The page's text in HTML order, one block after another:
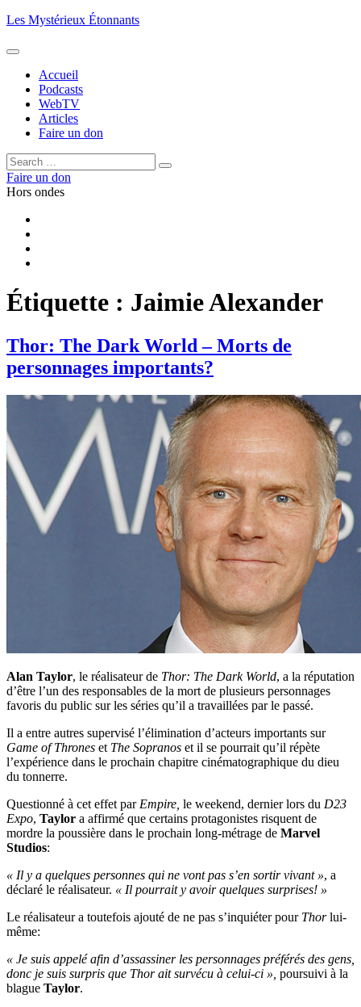
Aller
contenu
Les Mystérieux Étonnants
Accueil
Podcasts
WebTV
Articles
Faire un don
Rechercher :
Rechercher
Faire un don
Hors ondes
Étiquette : Jaimie Alexander
Thor: The Dark World – Morts de
personnages importants?
Alan Taylor, le réalisateur de Thor: The Dark World, a la réputation
d’être l’un des responsables de la mort de plusieurs personnages
favoris du public sur les séries qu’il a travaillées par le passé.
Il a entre autres supervisé l’élimination d’acteurs importants sur
Game of Thrones et The Sopranos et il se pourrait qu’il répète
l’expérience dans le prochain chapitre cinématographique du dieu
du tonnerre.
Questionné à cet effet par Empire, le weekend, dernier lors du D23
Expo, Taylor a affirmé que certains protagonistes risquent de
mordre la poussière dans le prochain long-métrage de Marvel
Studios:
« Il y a quelques personnes qui ne vont pas s’en sortir vivant », a
déclaré le réalisateur. « Il pourrait y avoir quelques surprises! »
Le réalisateur a toutefois ajouté de ne pas s’inquiéter pour Thorlui-
même:
« Je suis appelé afin d’assassiner les personnages préférés des gens,
donc je suis surpris que Thor ait survécu à celui-ci », poursuivi à la
blague Taylor.